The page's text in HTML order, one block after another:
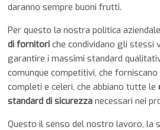
daranno sempre buoni frutti.
Per questo la nostra politica
di fornitori che condividano gli stessi
garantire i massimi standard
comunque competitivi, che forniscano
completi e celeri, che abbiano tutte le
standard di sicurezza necessari nei
Questo il senso del nostro lavoro, la